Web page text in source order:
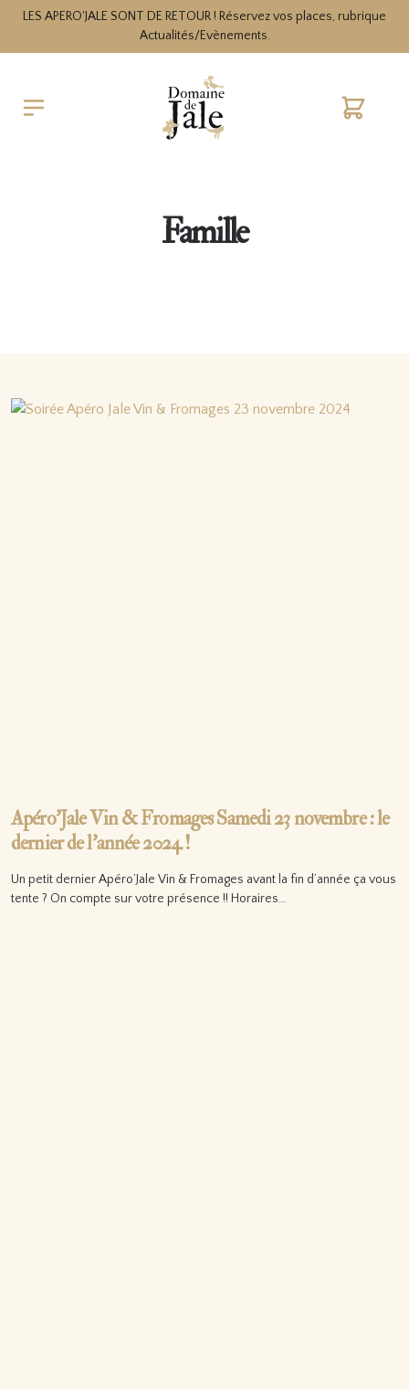
LES APERO'JALE SONT DE RETOUR ! Réservez vos places, rubrique
Actualités/Evènements.
Cart
Famille
Apéro’Jale Vin & Fromages Samedi 23 novembre : le
dernier de l’année 2024 !
Un petit dernier Apéro’Jale Vin & Fromages avant la fin d’année ça vous
tente ? On compte sur votre présence !! Horaires…